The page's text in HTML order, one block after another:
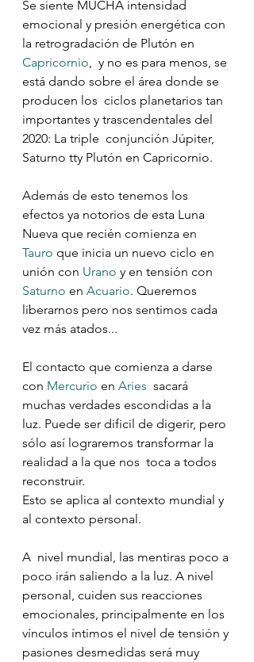
Se siente MUCHA intensidad
emocional y presión energética con
la retrogradación de Plutón en
Capricornio,  y no es para menos, se
está dando sobre el área donde se
producen los  ciclos planetarios tan
importantes y trascendentales del
2020: La triple  conjunción Júpiter,
Saturno tty Plutón en Capricornio.
Además de esto tenemos los
efectos ya notorios de esta Luna
Nueva que recién comienza en
Tauro que inicia un nuevo ciclo en
unión con Urano y en tensión con
Saturno en Acuario. Queremos
liberarnos pero nos sentimos cada
vez más atados...
El contacto que comienza a darse
con Mercurio en Aries
  sacará
muchas verdades escondidas a la
luz. Puede ser dificil de digerir, pero
sólo así lograremos transformar la
realidad a la que nos  toca a todos
reconstruir.
Esto se aplica al contexto mundial y
al contexto personal.
A  nivel mundial, las mentiras poco a
poco irán saliendo a la luz. A nivel
personal, cuiden sus reacciones
emocionales, principalmente en los
vínculos íntimos el nivel de tensión y
pasiones desmedidas será muy